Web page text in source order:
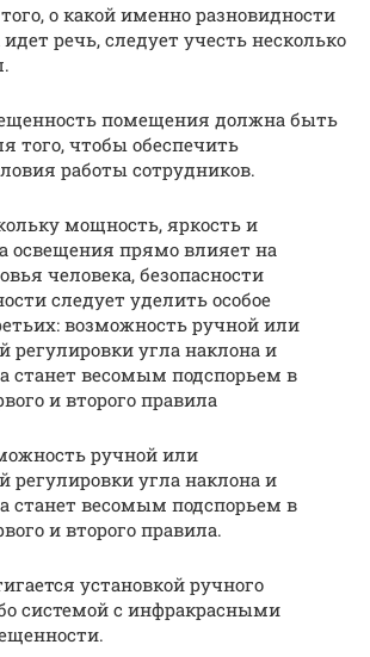
о какой именно разновидности
речь, следует учесть несколько
помещения должна быть
того, чтобы обеспечить
работы сотрудников.
мощность, яркость и
освещения прямо влияет на
человека, безопасности
следует уделить особое
возможность ручной или
регулировки угла наклона и
станет весомым подспорьем в
и второго правила
ручной или
регулировки угла наклона и
станет весомым подспорьем в
и второго правила.
установкой ручного
системой с инфракрасными